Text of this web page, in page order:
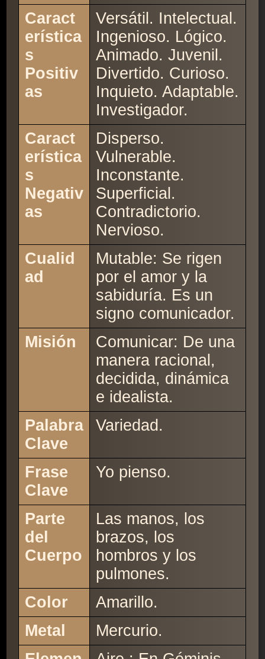
Caract
erística
s
Positiv
as
Versátil. Intelectual.
Ingenioso. Lógico.
Animado. Juvenil.
Divertido. Curioso.
Inquieto. Adaptable.
Investigador.
Caract
erística
s
Negativ
as
Disperso.
Vulnerable.
Inconstante.
Superficial.
Contradictorio.
Nervioso.
Cualid
ad
Mutable: Se rigen
por el amor y la
sabiduría. Es un
signo comunicador.
Misión
Comunicar: De una
manera racional,
decidida, dinámica
e idealista.
Palabra
Clave
Variedad.
Frase
Clave
Yo pienso.
Parte
del
Cuerpo
Las manos, los
brazos, los
hombros y los
pulmones.
Color
Amarillo.
Metal
Mercurio.